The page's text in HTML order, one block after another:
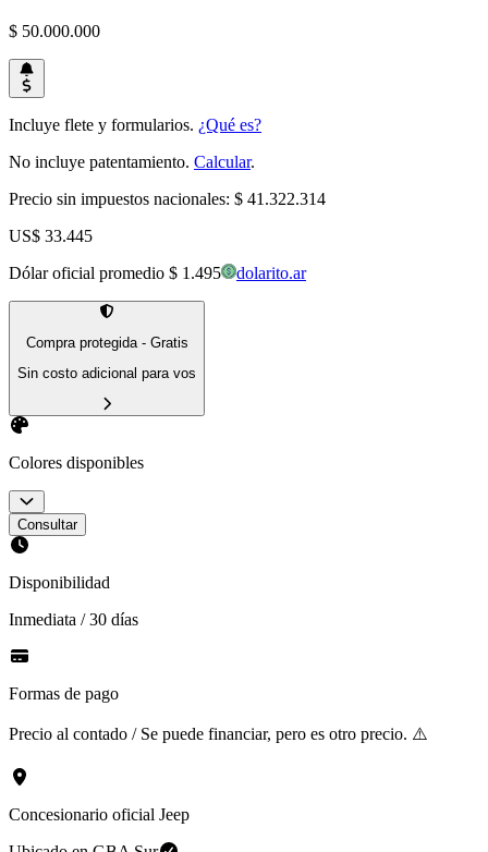
$ 50.000.000
Incluye flete y formularios. ¿Qué es?
No incluye patentamiento. Calcular.
Precio sin impuestos nacionales: $ 41.322.314
US$ 33.445
Dólar oficial promedio $ 1.495 dolarito.ar
Compra protegida - Gratis
Sin costo adicional para vos
Colores disponibles
Consultar
Disponibilidad
Inmediata / 30 días
Formas de pago
Precio al contado / Se puede financiar, pero es otro precio. ⚠️
Concesionario oficial Jeep